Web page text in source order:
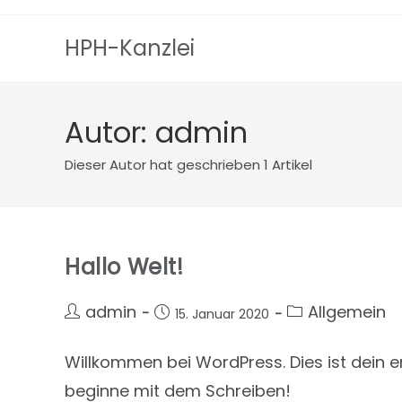
HPH-Kanzlei
Autor: admin
Dieser Autor hat geschrieben 1 Artikel
Hallo Welt!
admin 15. Januar 2020 Allgemein
Willkommen bei WordPress. Dies ist dein
beginne mit dem Schreiben!